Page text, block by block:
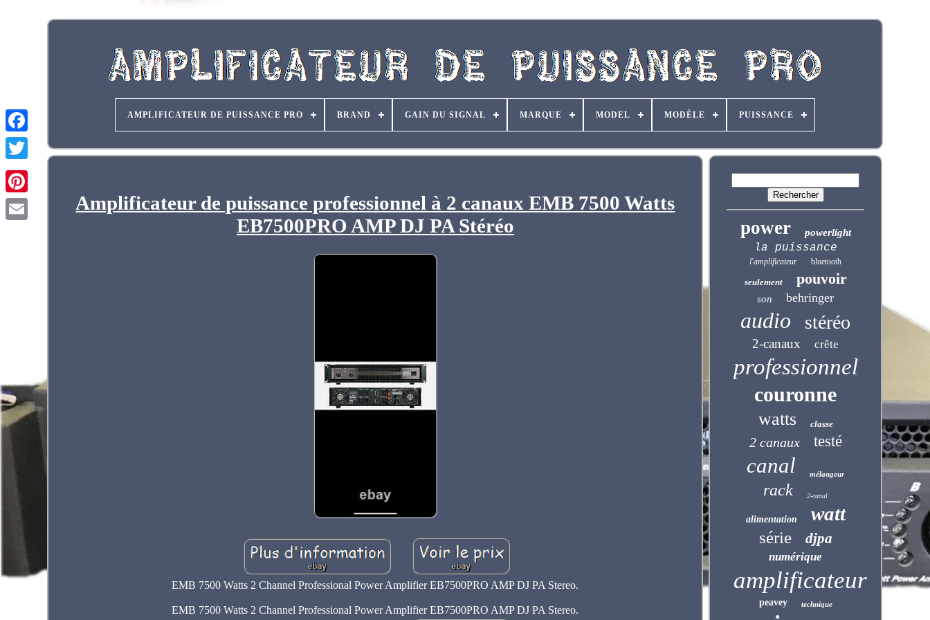
AMPLIFICATEUR DE PUISSANCE PRO BRAND GAIN DU SIGNAL MARQUE MODEL MODÈLE PUISSANCE
Amplificateur de puissance professionnel à 2 canaux EMB 7500 Watts
EB7500PRO AMP DJ PA Stéréo
EMB 7500 Watts 2 Channel Professional Power Amplifier EB7500PRO AMP DJ PA Stereo.
EMB 7500 Watts 2 Channel Professional Power Amplifier EB7500PRO AMP DJ PA Stereo.
power powerlight
la puissance
l'amplificateur bluetooth
seulement pouvoir
son behringer
audio stéréo
2-canaux crête
professionnel
couronne
watts classe
2 canaux testé
canal mélangeur
rack 2-canal
alimentation watt
série djpa
numérique
amplificateur
peavey technique